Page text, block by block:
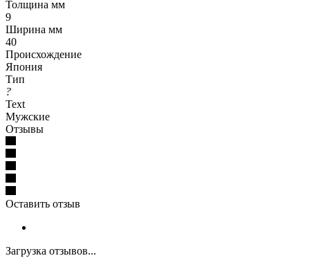
Толщина мм
9
Ширина мм
40
Происхождение
Япония
Тип
?
Text
Мужские
Отзывы
Оставить отзыв
Загрузка отзывов...